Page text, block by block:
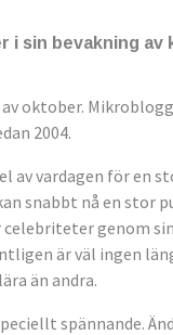
sin bevakning av
oktober.
2004.
av vardagen för en
snabbt nå en stor
genom
är väl ingen
än andra.
spännande.